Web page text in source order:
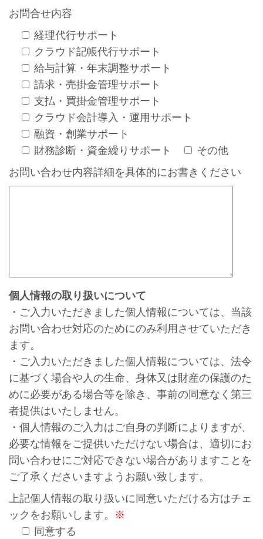
お問合せ内容
経理代行サポート
クラウド記帳代行サポート
給与計算・年末調整サポート
請求・売掛金管理サポート
支払・買掛金管理サポート
クラウド会計導入・運用サポート
融資・創業サポート
財務診断・資金繰りサポート
その他
お問い合わせ内容詳細を具体的にお書きください
個人情報の取り扱いについて
・ご入力いただきました個人情報については、当該
お問い合わせ対応のためにのみ利用させていただき
ます。
・ご入力いただきました個人情報については、法令
に基づく場合や人の生命、身体又は財産の保護のた
めに必要がある場合等を除き、事前の同意なく第三
者提供はいたしません。
・個人情報のご入力はご自身の判断によりますが、
必要な情報をご提供いただけない場合は、適切にお
問い合わせにご対応できない場合がありますことを
ご了承くださいますようお願い致します。
上記個人情報の取り扱いに同意いただける方はチェ
ックをお願いします。
※
同意する